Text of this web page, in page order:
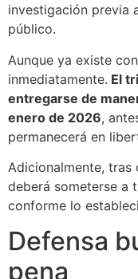
investigación previa
público.
Aunque ya existe
inmediatamente. El
entregarse de
enero de 2026,
permanecerá en
Adicionalmente, tras
deberá someterse a
conforme lo
Defensa
pena